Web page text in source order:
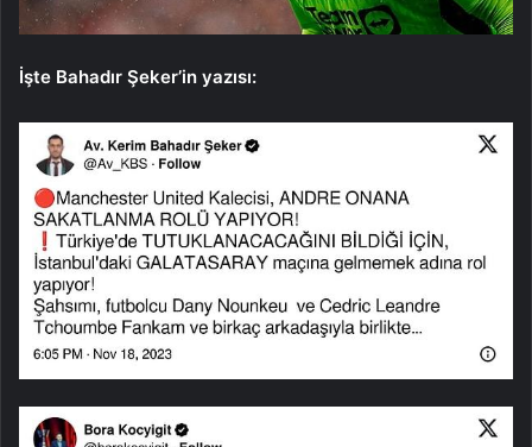
İşte Bahadır Şeker’in yazısı: